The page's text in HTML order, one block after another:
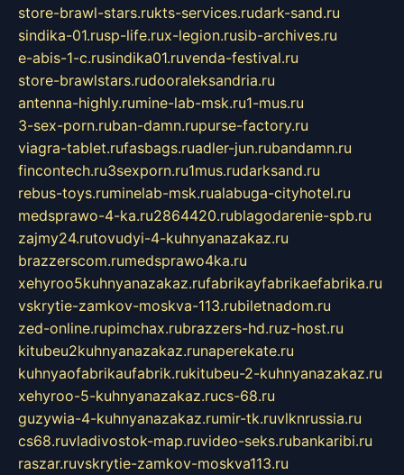
store-brawl-stars.rukts-services.rudark-sand.ru
sindika-01.rusp-life.rux-legion.rusib-archives.ru
e-abis-1-c.rusindika01.ruvenda-festival.ru
store-brawlstars.rudooraleksandria.ru
antenna-highly.rumine-lab-msk.ru1-mus.ru
3-sex-porn.ruban-damn.rupurse-factory.ru
viagra-tablet.rufasbags.ruadler-jun.rubandamn.ru
fincontech.ru3sexporn.ru1mus.rudarksand.ru
rebus-toys.ruminelab-msk.rualabuga-cityhotel.ru
medsprawo-4-ka.ru2864420.rublagodarenie-spb.ru
zajmy24.rutovudyi-4-kuhnyanazakaz.ru
brazzerscom.rumedsprawo4ka.ru
xehyroo5kuhnyanazakaz.rufabrikayfabrikaefabrika.ru
vskrytie-zamkov-moskva-113.rubiletnadom.ru
zed-online.rupimchax.rubrazzers-hd.ruz-host.ru
kitubeu2kuhnyanazakaz.runaperekate.ru
kuhnyaofabrikaufabrik.rukitubeu-2-kuhnyanazakaz.ru
xehyroo-5-kuhnyanazakaz.rucs-68.ru
guzywia-4-kuhnyanazakaz.rumir-tk.ruvlknrussia.ru
cs68.ruvladivostok-map.ruvideo-seks.rubankaribi.ru
raszar.ruvskrytie-zamkov-moskva113.ru